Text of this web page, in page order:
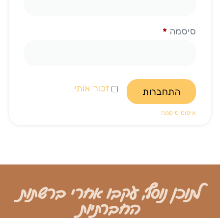
סיסמה *
זכור אותי התחברות
איפוס סיסמה
לתוכן נוסף, עקבו אחרי ברשתות
החברתיות